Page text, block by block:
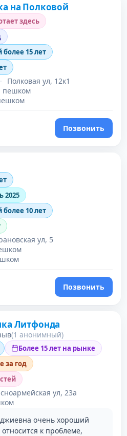
на Полковой
здесь
15 лет
·
Полковая ул, 12к1
пешком
Позвонить
2025
10 лет
ул, 5
Позвонить
Литфонда
(1 анонимный)
Более 15 лет на рынке
за год
ул, 23а
очень хороший
к проблеме,